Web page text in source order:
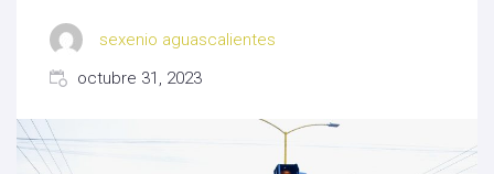
sexenio aguascalientes
octubre 31, 2023